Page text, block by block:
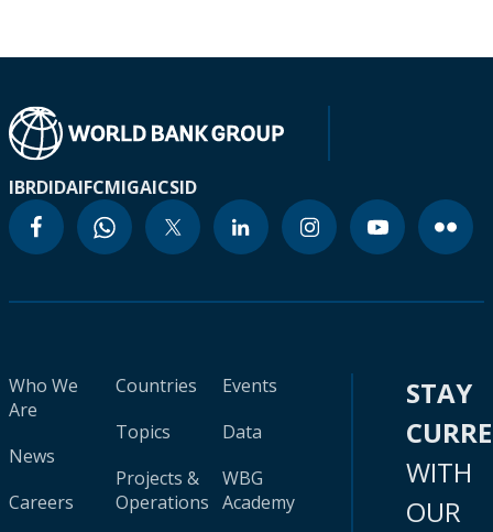
IBRDIDAIFCMIGAICSID
Who We
Are
News
Careers
Countries
Topics
Projects &
Operations
Events
Data
WBG
Academy
STAY
WITH
OUR